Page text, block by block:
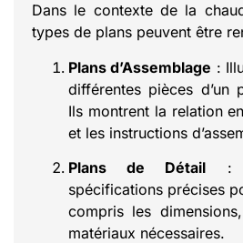
Dans le contexte de la
types de plans peuvent être
Plans d’Assemblage :
différentes pièces d’un
Ils montrent la relation
et les instructions
Plans de Détail :
spécifications précises
compris les
matériaux nécessaires.